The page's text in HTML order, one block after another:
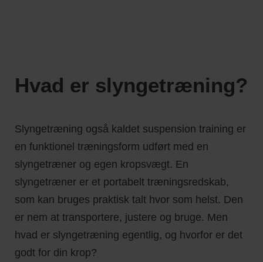
Hvad er slyngetræning?
Slyngetræning også kaldet suspension training er
en funktionel træningsform udført med en
slyngetræner og egen kropsvægt. En
slyngetræner er et portabelt træningsredskab,
som kan bruges praktisk talt hvor som helst. Den
er nem at transportere, justere og bruge. Men
hvad er slyngetræning egentlig, og hvorfor er det
godt for din krop?